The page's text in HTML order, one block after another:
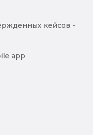
кейсов -
app